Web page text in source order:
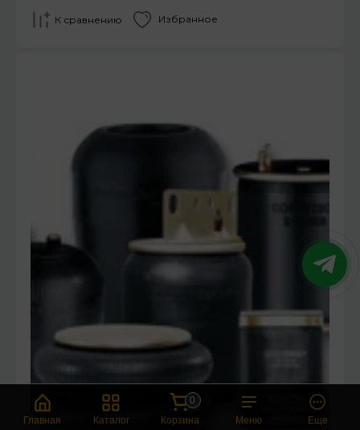
К сравнению Избранное
Главная Каталог
0
Корзина
Меню Еще